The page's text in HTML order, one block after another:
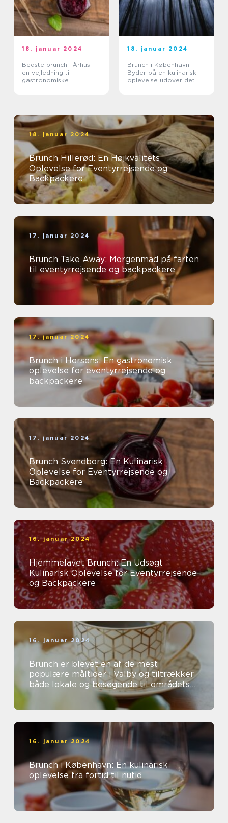
18. januar 2024
Bedste brunch i Århus –
en vejledning til
gastronomiske
18. januar 2024
Brunch i København –
Byder på en kulinarisk
oplevelse udover det
18. januar 2024
Brunch Hillerød: En Højkvalitets
Oplevelse for Eventyrrejsende og
Backpackere
17. januar 2024
Brunch Take Away: Morgenmad på farten
til eventyrrejsende og backpackere
17. januar 2024
Brunch i Horsens: En gastronomisk
oplevelse for eventyrrejsende og
backpackere
17. januar 2024
Brunch Svendborg: En Kulinarisk
Oplevelse for Eventyrrejsende og
Backpackere
16. januar 2024
Hjemmelavet Brunch: En Udsøgt
Kulinarisk Oplevelse for Eventyrrejsende
og Backpackere
16. januar 2024
Brunch er blevet en af de mest
populære måltider i Valby og tiltrækker
både lokale og besøgende til områdets
mange charmerende caféer og
16. januar 2024
Brunch i København: En kulinarisk
oplevelse fra fortid til nutid